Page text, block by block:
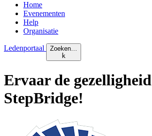
Home
Evenementen
Help
Organisatie
Ledenportaal
Zoeken…
k
Ervaar de gezelligheid
StepBridge!